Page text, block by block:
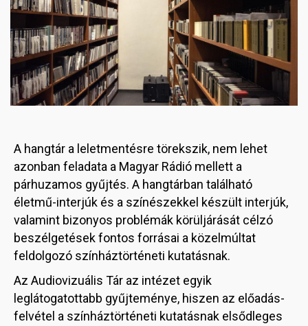
A hangtár a leletmentésre törekszik, nem lehet
azonban feladata a Magyar Rádió mellett a
párhuzamos gyűjtés. A hangtárban található
életmű-interjúk és a színészekkel készült interjúk,
valamint bizonyos problémák körüljárását célzó
beszélgetések fontos forrásai a közelmúltat
feldolgozó színháztörténeti kutatásnak.
Az Audiovizuális Tár az intézet egyik
leglátogatottabb gyűjteménye, hiszen az előadás-
felvétel a színháztörténeti kutatásnak elsődleges